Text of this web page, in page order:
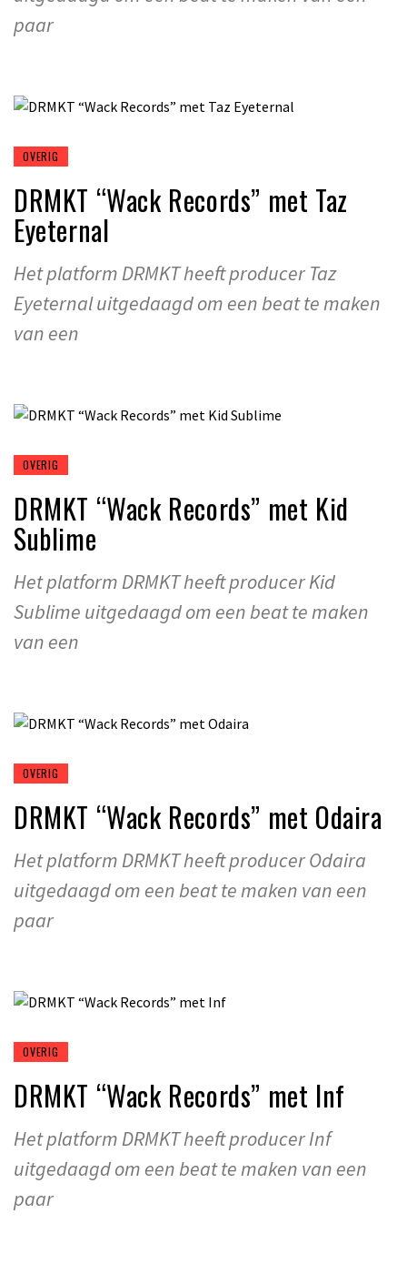
paar
OVERIG
DRMKT “Wack Records” met Taz
Eyeternal
Het platform DRMKT heeft producer Taz
Eyeternal uitgedaagd om een beat te maken
van een
OVERIG
DRMKT “Wack Records” met Kid
Sublime
Het platform DRMKT heeft producer Kid
Sublime uitgedaagd om een beat te maken
van een
OVERIG
DRMKT “Wack Records” met Odaira
Het platform DRMKT heeft producer Odaira
uitgedaagd om een beat te maken van een
paar
OVERIG
DRMKT “Wack Records” met Inf
Het platform DRMKT heeft producer Inf
uitgedaagd om een beat te maken van een
paar